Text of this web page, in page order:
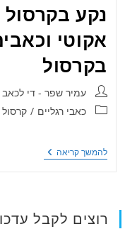
נקע בקרסול
אקוטי
בקרסול
עמיר שפר - די לכאב
כאבי רגליים /
להמשך קריאה
רוצים לקבל